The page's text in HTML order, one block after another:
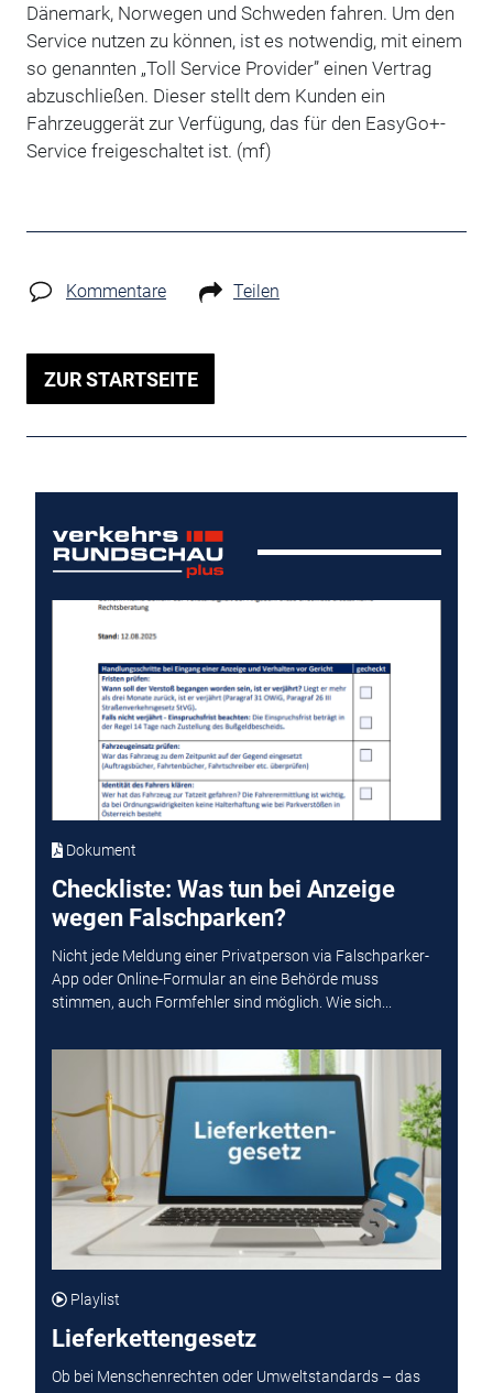
Dänemark, Norwegen und Schweden fahren. Um den
Service nutzen zu können, ist es notwendig, mit einem
so genannten „Toll Service Provider” einen Vertrag
abzuschließen. Dieser stellt dem Kunden ein
Fahrzeuggerät zur Verfügung, das für den EasyGo+-
Service freigeschaltet ist. (mf)
Kommentare Teilen
ZUR STARTSEITE
Dokument
Checkliste: Was tun bei Anzeige
wegen Falschparken?
Nicht jede Meldung einer Privatperson via Falschparker-
App oder Online-Formular an eine Behörde muss
stimmen, auch Formfehler sind möglich. Wie sich...
Playlist
Lieferkettengesetz
Ob bei Menschenrechten oder Umweltstandards – das